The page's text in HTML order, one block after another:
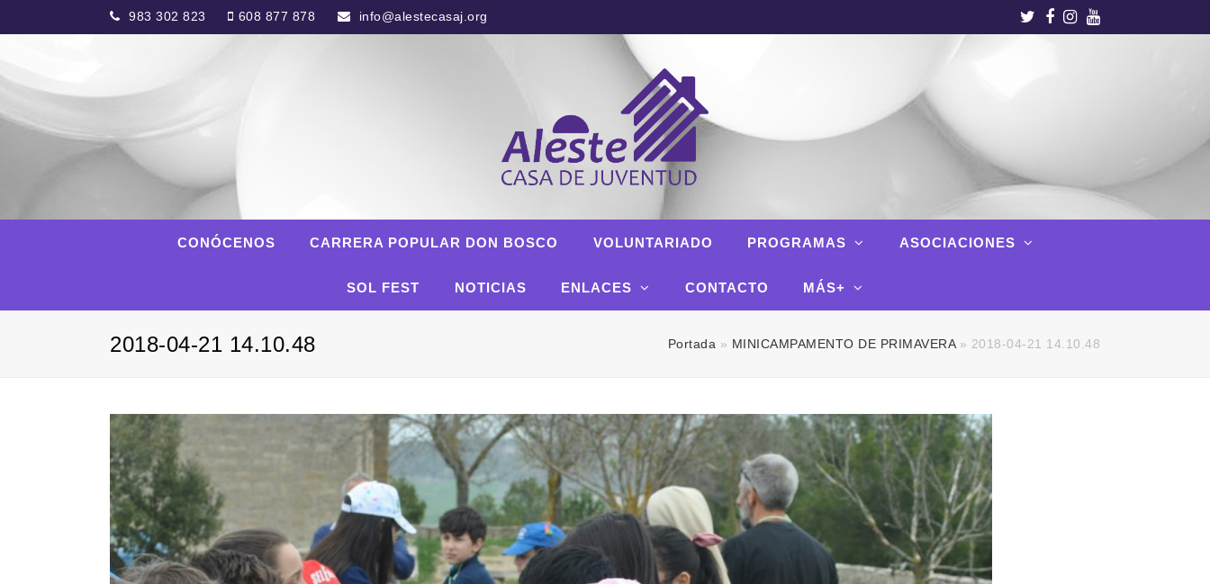
983 302 823 608 877 878 info@alestecasaj.org Twitter
Facebook
Instagram
Youtube
CONÓCENOS CARRERA POPULAR DON BOSCO VOLUNTARIADO PROGRAMAS ASOCIACIONES
SOL FEST NOTICIAS ENLACES CONTACTO MÁS+
2018-04-21 14.10.48 Portada » MINICAMPAMENTO DE PRIMAVERA» 2018-04-21 14.10.48